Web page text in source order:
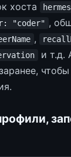
хоста
"coder" ,
,
и т.д.